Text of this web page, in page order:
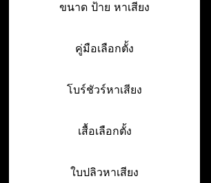
ขนาด ป้าย หาเสียง
คู่มือเลือกตั้ง
โบร์ชัวร์หาเสียง
เสื้อเลือกตั้ง
ใบปลิวหาเสียง